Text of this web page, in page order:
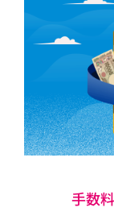
手数